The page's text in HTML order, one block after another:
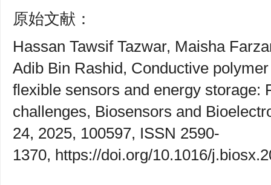
原始文献：
Hassan Tawsif Tazwar, Maisha
Adib Bin Rashid, Conductive
flexible sensors and energy storage:
challenges, Biosensors and
24, 2025, 100597, ISSN 2590-
1370, https://doi.org/10.1016/